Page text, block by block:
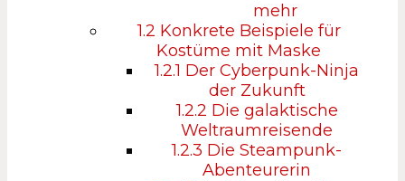
mehr
1.2 Konkrete Beispiele für
Kostüme mit Maske
1.2.1 Der Cyberpunk-Ninja
der Zukunft
1.2.2 Die galaktische
Weltraumreisende
1.2.3 Die Steampunk-
Abenteurerin